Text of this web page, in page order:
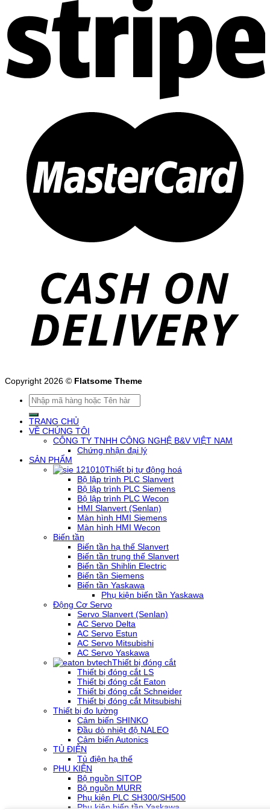
Copyright 2026 © Flatsome Theme
Tìm
kiếm:
TRANG CHỦ
VỀ CHÚNG TÔI
CÔNG TY TNHH CÔNG NGHỆ B&V VIỆT NAM
Chứng nhận đại lý
SẢN PHẨM
Thiết bị tự động hoá
Bộ lập trình PLC Slanvert
Bộ lập trình PLC Siemens
Bộ lập trình PLC Wecon
HMI Slanvert (Senlan)
Màn hình HMI Siemens
Màn hình HMI Wecon
Biến tần
Biến tần hạ thế Slanvert
Biến tần trung thế Slanvert
Biến tần Shihlin Electric
Biến tần Siemens
Biến tần Yaskawa
Phụ kiện biến tần Yaskawa
Động Cơ Servo
Servo Slanvert (Senlan)
AC Servo Delta
AC Servo Estun
AC Servo Mitsubishi
AC Servo Yaskawa
Thiết bị đóng cắt
Thiết bị đóng cắt LS
Thiết bị đóng cắt Eaton
Thiết bị đóng cắt Schneider
Thiết bị đóng cắt Mitsubishi
Thiết bị đo lường
Cảm biến SHINKO
Đầu dò nhiệt độ NALEO
Cảm biến Autonics
TỦ ĐIỆN
Tủ điện hạ thế
PHỤ KIỆN
Bộ nguồn SITOP
Bộ nguồn MURR
Phụ kiện PLC SH300/SH500
Phụ kiện biến tần Yaskawa